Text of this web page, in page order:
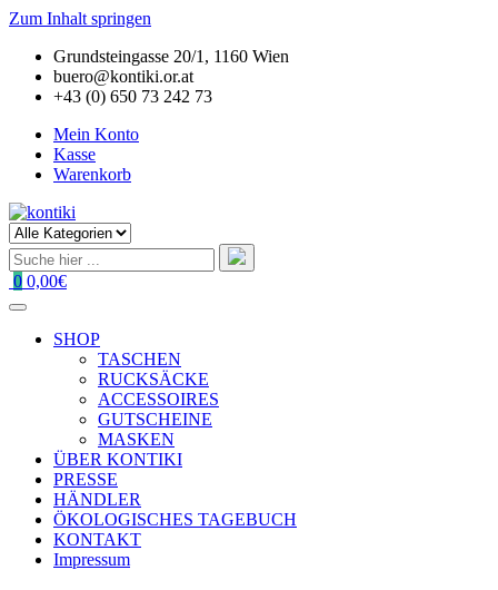
Zum Inhalt springen
Grundsteingasse 20/1, 1160 Wien
buero@kontiki.or.at
+43 (0) 650 73 242 73
Mein Konto
Kasse
Warenkorb
0 0,00€
SHOP
TASCHEN
RUCKSÄCKE
ACCESSOIRES
GUTSCHEINE
MASKEN
ÜBER KONTIKI
PRESSE
HÄNDLER
ÖKOLOGISCHES TAGEBUCH
KONTAKT
Impressum